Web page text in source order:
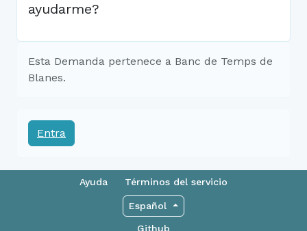
ayudarme?
Esta Demanda pertenece a Banc de Temps de
Blanes.
Entra
Ayuda Términos del servicio
Español
Github